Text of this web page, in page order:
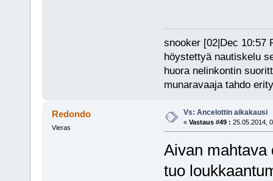
snooker [02|Dec 10:57
höystettyä nautiskelu
huora nelinkontin
munaravaaja tahdo
Redondo
Vieras
Vs: Ancelottin aikakausi
« Vastaus #49 : 25.05.2014,
Aivan mahtava
tuo